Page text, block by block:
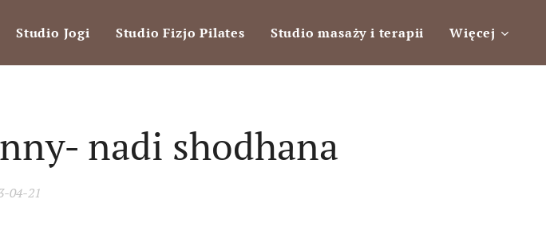
Studio Jogi Studio Fizjo Pilates Studio masaży i terapii Więcej
nadi shodhana
04-21